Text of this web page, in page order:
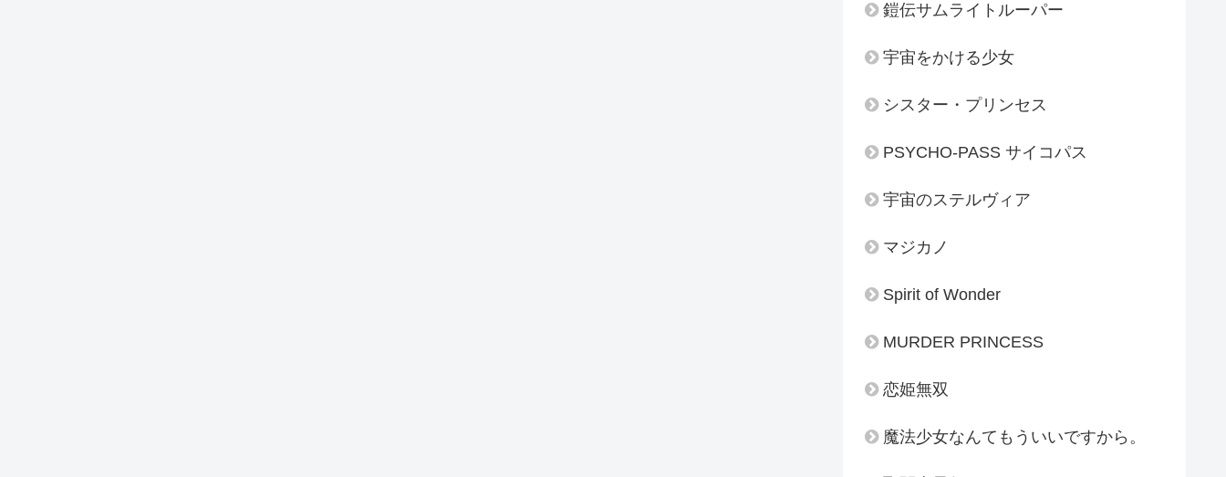
鎧伝サムライトルーパー
宇宙をかける少女
シスター・プリンセス
PSYCHO-PASS サイコパス
宇宙のステルヴィア
マジカノ
Spirit of Wonder
MURDER PRINCESS
恋姫無双
魔法少女なんてもういいですから。